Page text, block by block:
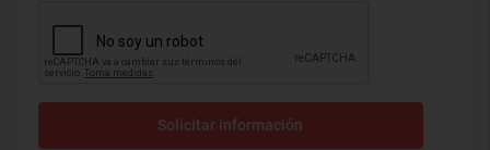
Solicitar información